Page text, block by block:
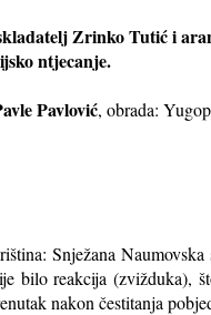
Zrinko Tutić i
ntjecanje.
Pavlović, obrada:
Snježana
bilo reakcija (zvižduka),
nakon čestitanja